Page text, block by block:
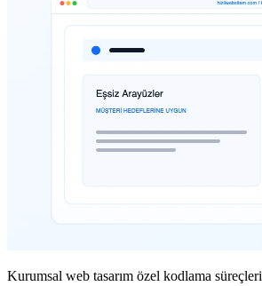
Kurumsal web tasarım özel kodlama süreçleri